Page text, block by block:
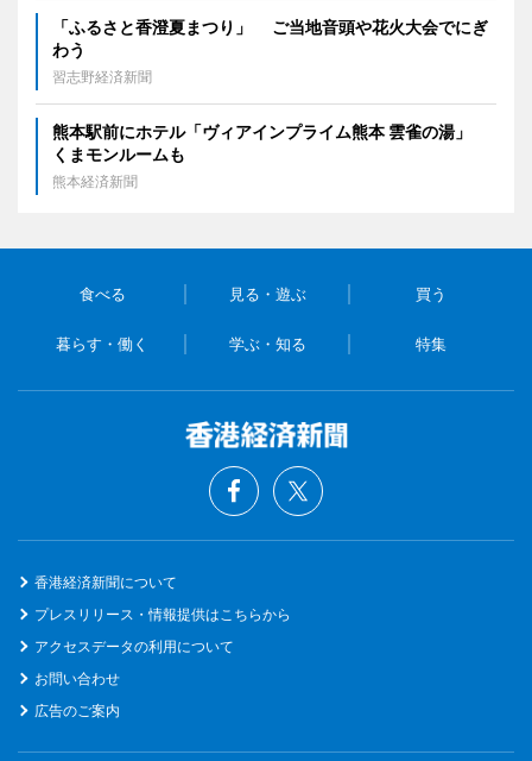
「ふるさと香澄夏まつり」 ご当地音頭や花火大会でにぎ
わう
習志野経済新聞
熊本駅前にホテル「ヴィアインプライム熊本 雲雀の湯」
くまモンルームも
熊本経済新聞
食べる 見る・遊ぶ 買う
暮らす・働く 学ぶ・知る 特集
香港経済新聞について
プレスリリース・情報提供はこちらから
アクセスデータの利用について
お問い合わせ
広告のご案内